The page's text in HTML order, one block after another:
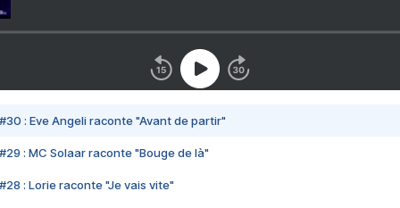
#30 : Eve Angeli raconte "Avant de partir"
#29 : MC Solaar raconte "Bouge de là"
#28 : Lorie raconte "Je vais vite"